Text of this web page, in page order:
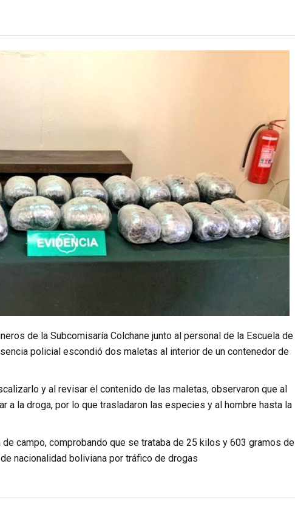
de la Subcomisaría Colchane junto al personal de la Escuela de
policial escondió dos maletas al interior de un contenedor de
y al revisar el contenido de las maletas, observaron que al
a la droga, por lo que trasladaron las especies y al hombre hasta la
campo, comprobando que se trataba de 25 kilos y 603 gramos de
nacionalidad boliviana por tráfico de drogas